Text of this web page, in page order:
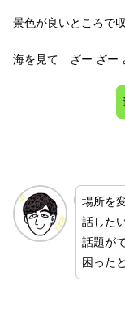
景色が良いところで
海を見て…ざー.ざー.
場所を
話した
話題が
困った